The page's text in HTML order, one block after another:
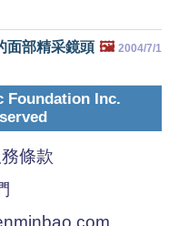
面部精采鏡頭 🖼️ 2004/7/1
Foundation Inc.
條款